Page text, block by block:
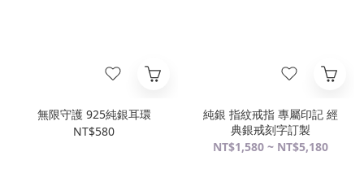
無限守護 925純銀耳環
NT$580
純銀 指紋戒指 專屬印記 經
典銀戒刻字訂製
NT$1,580 ~ NT$5,180